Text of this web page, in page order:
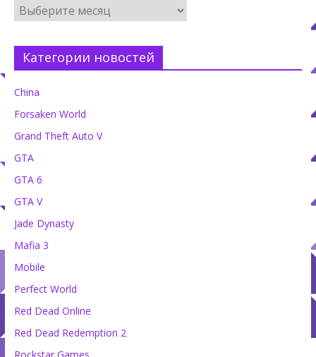
Категории новостей
China
Forsaken World
Grand Theft Auto V
GTA
GTA 6
GTA V
Jade Dynasty
Mafia 3
Mobile
Perfect World
Red Dead Online
Red Dead Redemption 2
Rockstar Games